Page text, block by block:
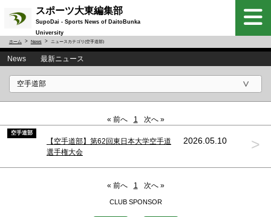
スポーツ大東編集部
SupoDai - Sports News of DaitoBunka
University
ホーム News ニュースカテゴリ(空手道部)
News 最新ニュース
« 前へ 1 次へ »
空手道部
【空手道部】第62回東日本大学空手道
選手権大会
2026.05.10 >
« 前へ 1 次へ »
CLUB SPONSOR